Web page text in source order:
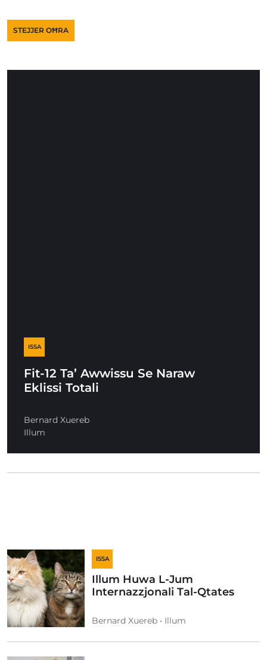
STEJJER OĦRA
ISSA
Fit-12 Ta’ Awwissu Se Naraw
Eklissi Totali
Bernard Xuereb
Illum
ISSA
Illum Huwa L-Jum
Internazzjonali Tal-Qtates
Bernard Xuereb • Illum